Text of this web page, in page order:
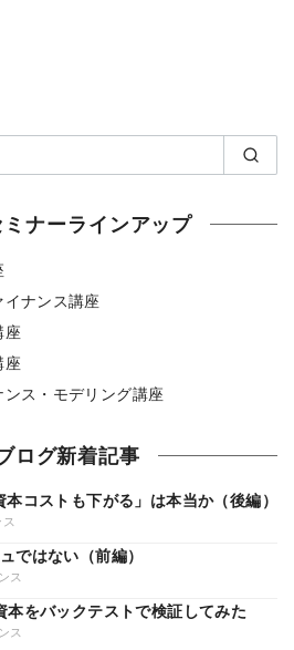
ナーラインアップ
ナンス講座
座
座
ス・モデリング講座
ログ新着記事
コストも下がる」は本当か（後編）
ス
ではない（前編）
ス
をバックテストで検証してみた